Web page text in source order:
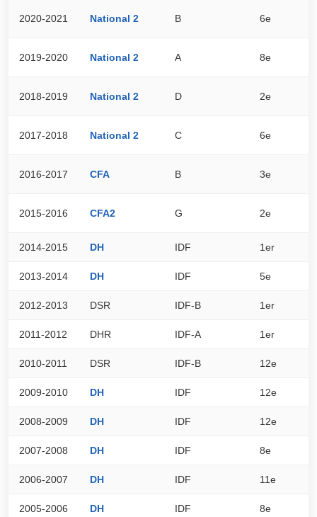
2020-2021 National 2 B 6e
2019-2020 National 2 A 8e
2018-2019 National 2 D 2e
2017-2018 National 2 C 6e
2016-2017 CFA B 3e
2015-2016 CFA2 G 2e
2014-2015 DH IDF 1er
2013-2014 DH IDF 5e
2012-2013 DSR IDF-B 1er
2011-2012 DHR IDF-A 1er
2010-2011 DSR IDF-B 12e
2009-2010 DH IDF 12e
2008-2009 DH IDF 12e
2007-2008 DH IDF 8e
2006-2007 DH IDF 11e
2005-2006 DH IDF 8e